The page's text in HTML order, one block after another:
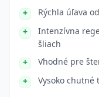
Rýchla úľava
Intenzívna
šliach
Vhodné pre
Vysoko chutné